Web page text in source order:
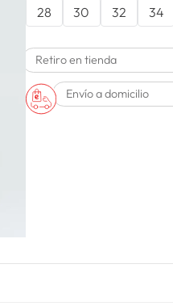
28 30 32 34
Retiro en tienda
Envío a domicilio